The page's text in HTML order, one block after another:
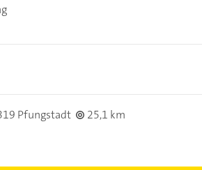
Pfungstadt
25,1 km